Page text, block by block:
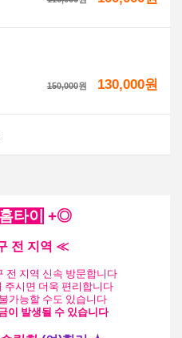
150,000원 130,000원
홈타이 +◎
전 지역 ≪
전 지역 신속 방문합니다
주시면 더욱 편리합니다
가능할 수도 있습니다
이 발생될 수 있습니다